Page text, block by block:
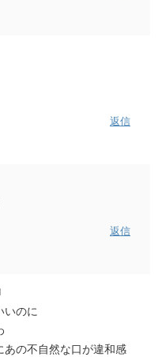
返信
返信
いのに
の不自然な口が違和感